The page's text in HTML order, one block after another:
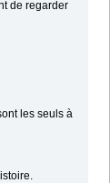
de regarder
les seuls à